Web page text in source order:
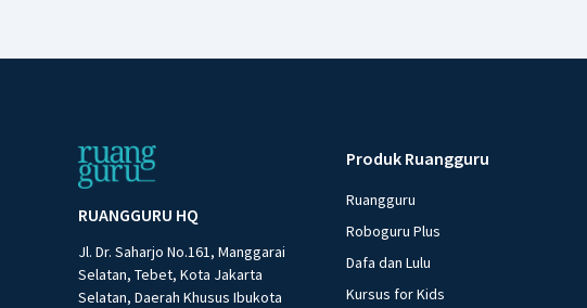
RUANGGURU HQ
Jl. Dr. Saharjo No.161, Manggarai
Selatan, Tebet, Kota Jakarta
Selatan, Daerah Khusus Ibukota
Produk Ruangguru
Ruangguru
Roboguru Plus
Dafa dan Lulu
Kursus for Kids